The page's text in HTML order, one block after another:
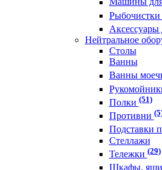
Рыбочистки
Аксессуары
Нейтральное
Столы
Ванны
Ванны
Полки(51)
Противни
Подставки
Стеллажи
Тележки(29)
Шкафы,